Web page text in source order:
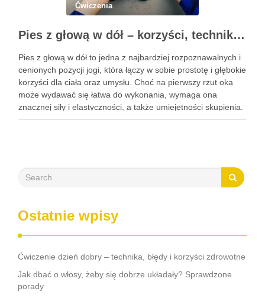
Ćwiczenia
Pies z głową w dół – korzyści, technika i modyfikacje tej asany
Pies z głową w dół to jedna z najbardziej rozpoznawalnych i
cenionych pozycji jogi, która łączy w sobie prostotę i głębokie
korzyści dla ciała oraz umysłu. Choć na pierwszy rzut oka
może wydawać się łatwa do wykonania, wymaga ona
znacznej siły i elastyczności, a także umiejętności skupienia.
Regularna praktyka tej …
Ostatnie wpisy
Ćwiczenie dzień dobry – technika, błędy i korzyści zdrowotne
Jak dbać o włosy, żeby się dobrze układały? Sprawdzone
porady